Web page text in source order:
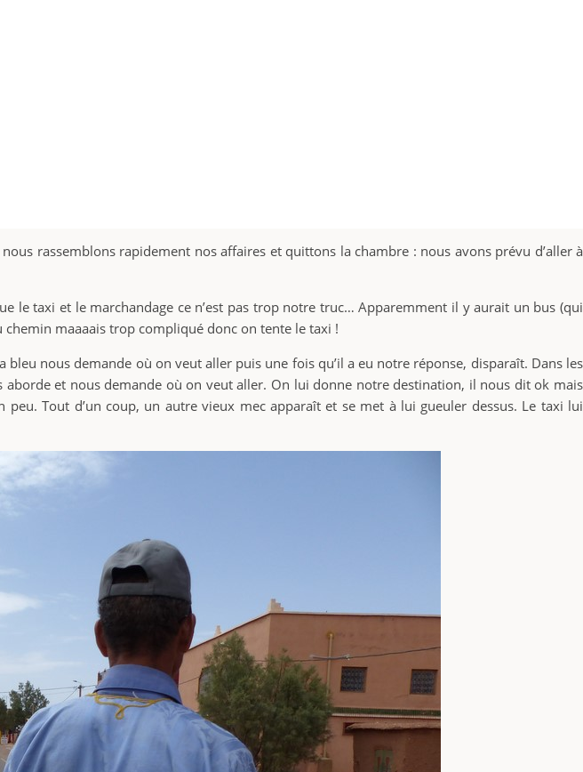
rassemblons rapidement nos affaires et quittons la chambre : nous avons prévu d’aller à
le taxi et le marchandage ce n’est pas trop notre truc… Apparemment il y aurait un bus (qui
maaaais trop compliqué donc on tente le taxi !
nous demande où on veut aller puis une fois qu’il a eu notre réponse, disparaît. Dans les
et nous demande où on veut aller. On lui donne notre destination, il nous dit ok mais
Tout d’un coup, un autre vieux mec apparaît et se met à lui gueuler dessus. Le taxi lui